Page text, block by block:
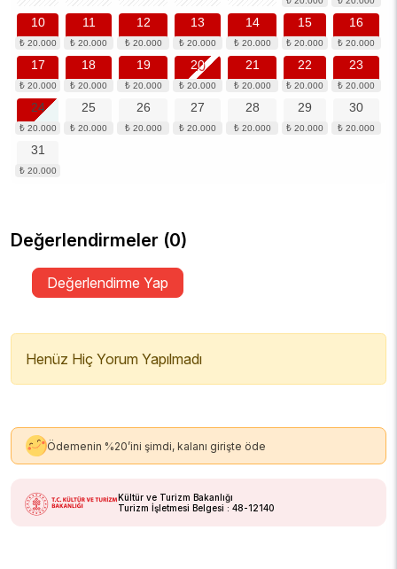
10 11 12 13 14 15 16
17 18 19 20 21 22 23
24 25 26 27 28 29 30
31
Değerlendirmeler (0)
Değerlendirme Yap
Henüz Hiç Yorum Yapılmadı
Ödemenin %20’ini şimdi, kalanı girişte öde
Kültür ve Turizm Bakanlığı
Turizm İşletmesi Belgesi : 48-12140